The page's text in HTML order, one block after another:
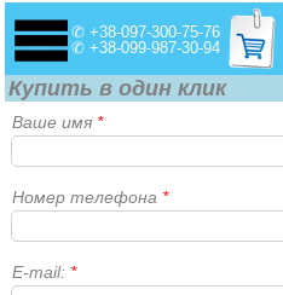
✆ +38-097-300-75-76
✆ +38-099-987-30-94
Купить в один клик
Ваше имя *
Номер телефона *
E-mail: *